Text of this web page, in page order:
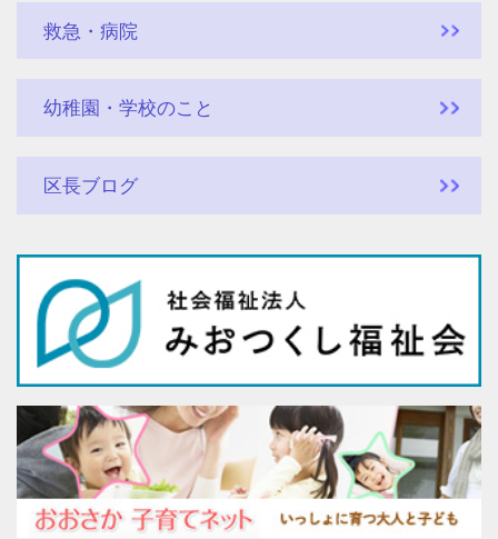
救急・病院
幼稚園・学校のこと
区長ブログ